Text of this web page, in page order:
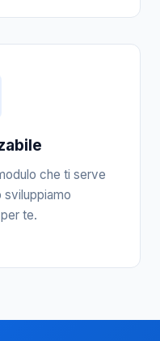
che ti serve
sviluppiamo
te.